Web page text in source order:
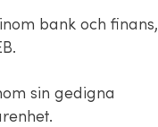
bank och finans,
sin gedigna